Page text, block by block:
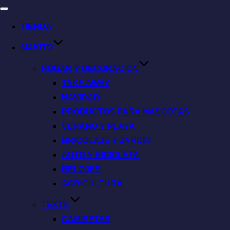
TIENDA
MAKITO
HOGAR Y DECORACIÓN
TAKE AWAY
NAVIDAD
PRODUCTOS PARA MASCOTAS
VERANO Y PLAYA
BRICOLAJE Y JARDÍN
AUTO Y BICICLETA
RELOJES
AGRICULTURA
TEXTIL
CAMISETAS